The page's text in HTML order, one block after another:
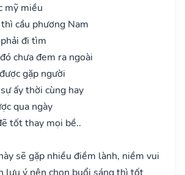
mỹ miều
cầu phương Nam
đi tìm
chưa đem ra ngoài
gặp người
ấy thời cùng hay
qua ngày
tốt thay mọi bề..
sẽ gặp nhiều điềm lành, niềm vui